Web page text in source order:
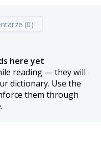
(0)
here yet
reading — they will
dictionary. Use the
them through